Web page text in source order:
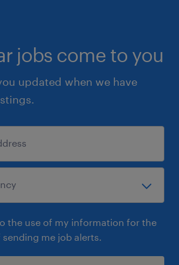
jobs come to you
updated when we have
the use of my information for the
me job alerts.